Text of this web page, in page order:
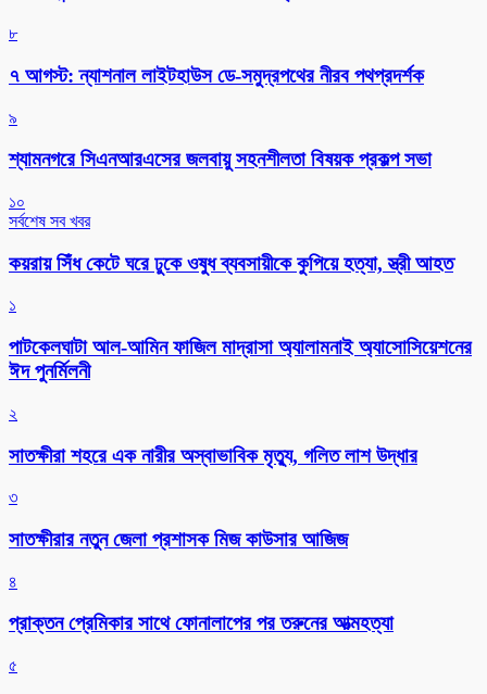
৮
৭ আগস্ট: ন্যাশনাল লাইটহাউস ডে-সমুদ্রপথের নীরব পথপ্রদর্শক
৯
শ্যামনগরে সিএনআরএসের জলবায়ু সহনশীলতা বিষয়ক প্রকল্প সভা
১০
সর্বশেষ সব খবর
কয়রায় সিঁধ কেটে ঘরে ঢুকে ওষুধ ব্যবসায়ীকে কুপিয়ে হত্যা, স্ত্রী আহত
১
পাটকেলঘাটা আল-আমিন ফাজিল মাদ্রাসা অ্যালামনাই অ্যাসোসিয়েশনের
ঈদ পুনর্মিলনী
২
সাতক্ষীরা শহরে এক নারীর অস্বাভাবিক মৃত্যু, গলিত লাশ উদ্ধার
৩
সাতক্ষীরার নতুন জেলা প্রশাসক মিজ কাউসার আজিজ
৪
প্রাক্তন প্রেমিকার সাথে ফোনালাপের পর তরুনের আত্মহত্যা
৫